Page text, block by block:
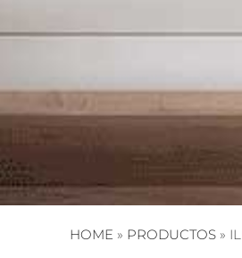
HOME » PRODUCTOS »